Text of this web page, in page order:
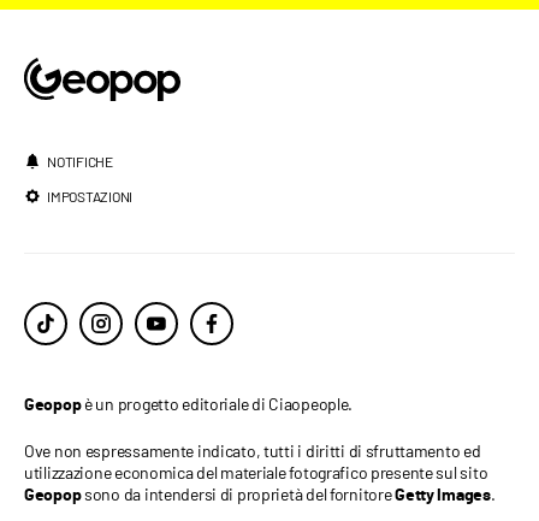
NOTIFICHE
IMPOSTAZIONI
Geopopè un progetto editoriale di Ciaopeople.
Ove non espressamente indicato, tutti i diritti di sfruttamento ed
utilizzazione economica del materiale fotografico presente sul sito
Geopopsono da intendersi di proprietà del fornitoreGetty Images.